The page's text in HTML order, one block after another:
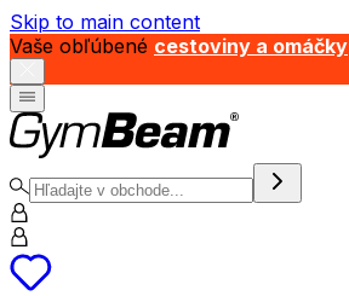
Skip to main content
Vaše obľúbené cestoviny a omáčky